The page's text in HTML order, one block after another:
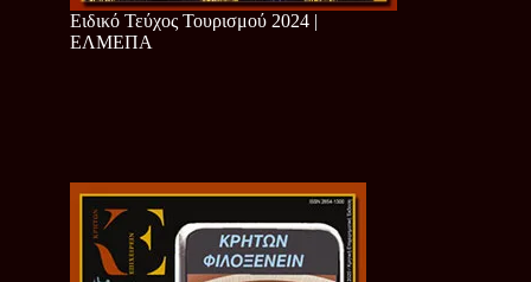
Ειδικό Τεύχος Τουρισμού 2024 |
ΕΛΜΕΠΑ